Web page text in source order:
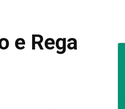
e Rega